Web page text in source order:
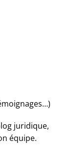
juridique,
équipe.